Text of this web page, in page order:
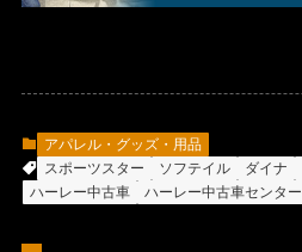
アパレル・グッズ・用品
スポーツスター
ソフテイル ダイナ
ハーレー中古車
ハーレー中古車センター